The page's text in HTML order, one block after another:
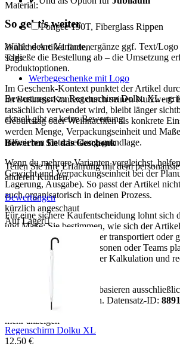
So geht’s weiter
Wähle deine Variante, ergänze ggf. Text/
schließe die Bestellung ab – die Umsetzung
Produktoptionen.
Im Geschenk-Kontext punktet der Artikel
im Business-Kontext durch seinen Nutzwert:
tatsächlich verwendet wird, bleibt länger
Geburtstag oder Weihnachten als konkrete
werden Menge, Verpackungseinheit und
hilfreichen Entscheidungsgrundlage.
Wenn du mehrere Varianten vergleichst,
Gewicht und Verpackungseinheit bei der
Lagerung, Ausgabe). So passt der Artikel
auch organisatorisch in deinen Prozess.
Für eine sichere Kaufentscheidung lohnt sich
und Maße: Sie bestimmen, wie sich der
im Gebrauch ist und wie er transportiert oder
Wenn du für mehrere Personen oder Teams
Verpackungseinheit bei der Kalkulation und
Alle Aussagen basieren
vorhandenen Artikeldaten. Datensatz-ID: 8891
mehr anzeigen
Material:
Pongee 190T, Fiberglass Rippen
ähnliche Artikel finden
Tags
Werbegeschenke mit Logo
Bewertungen zu Regenschirm Dolku XL -
aktuell gibt es keine Bewertung
Bewerten Sie das Geschenk
Teilen Sie Ihre Erfahrung mit dem
anderen Kunden.
Bewertungen
kürzlich angeschaut
Auf Lager
Regenschirm Dolku XL
12.50 €